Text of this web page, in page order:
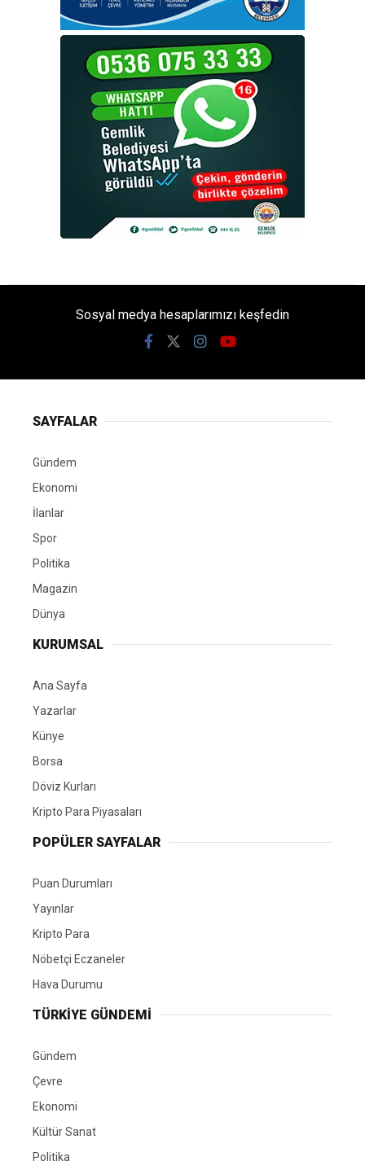
Sosyal medya hesaplarımızı keşfedin
SAYFALAR
Gündem
Ekonomi
İlanlar
Spor
Politika
Magazin
Dünya
KURUMSAL
Ana Sayfa
Yazarlar
Künye
Borsa
Döviz Kurları
Kripto Para Piyasaları
POPÜLER SAYFALAR
Puan Durumları
Yayınlar
Kripto Para
Nöbetçi Eczaneler
Hava Durumu
TÜRKIYE GÜNDEMI
Gündem
Çevre
Ekonomi
Kültür Sanat
Politika